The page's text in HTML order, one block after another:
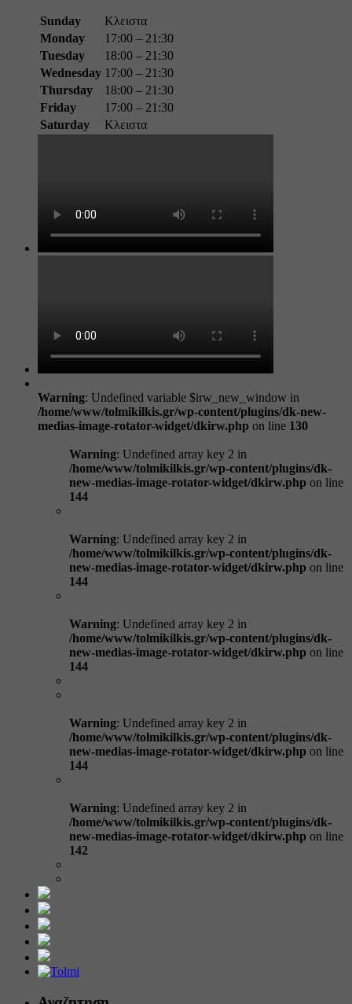
Sunday
Κλειστα
Monday
17:00 – 21:30
Tuesday
18:00 – 21:30
Wednesday 17:00 – 21:30
Thursday
18:00 – 21:30
Friday
17:00 – 21:30
Saturday
Κλειστα
Warning: Undefined variable $irw_new_window in
/home/www/tolmikilkis.gr/wp-content/plugins/dk-new-
medias-image-rotator-widget/dkirw.php on line 130
Warning: Undefined array key 2 in
/home/www/tolmikilkis.gr/wp-content/plugins/dk-
new-medias-image-rotator-widget/dkirw.php on line
144
Warning: Undefined array key 2 in
/home/www/tolmikilkis.gr/wp-content/plugins/dk-
new-medias-image-rotator-widget/dkirw.php on line
144
Warning: Undefined array key 2 in
/home/www/tolmikilkis.gr/wp-content/plugins/dk-
new-medias-image-rotator-widget/dkirw.php on line
144
Warning: Undefined array key 2 in
/home/www/tolmikilkis.gr/wp-content/plugins/dk-
new-medias-image-rotator-widget/dkirw.php on line
144
Warning: Undefined array key 2 in
/home/www/tolmikilkis.gr/wp-content/plugins/dk-
new-medias-image-rotator-widget/dkirw.php on line
142